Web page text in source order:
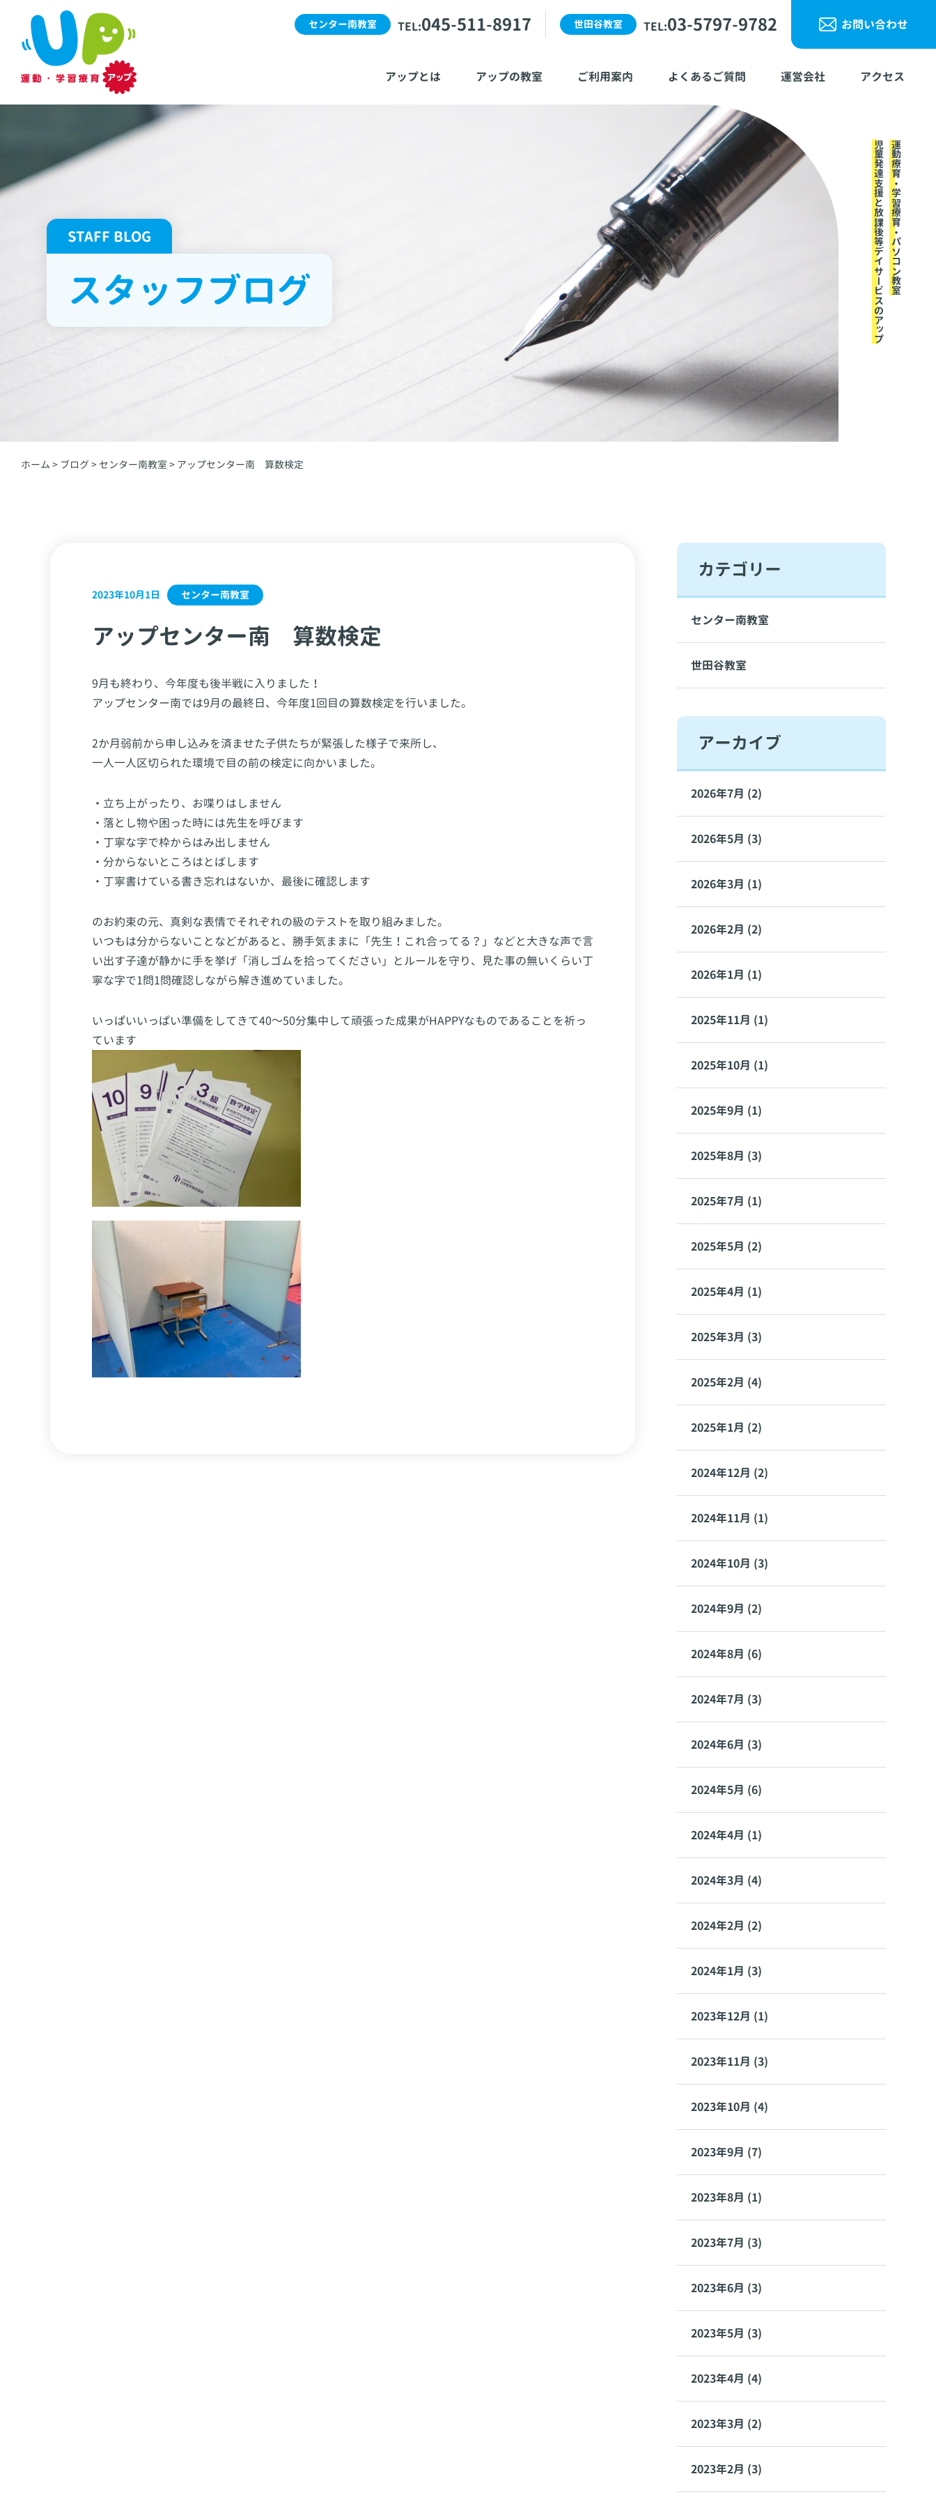
センター南教室 TEL:045-511-8917 世田谷教室 TEL:03-5797-9782 お問い合わせ
アップとは アップの教室 ご利用案内 よくあるご質問 運営会社 アクセス
運動療育・学習療育・パソコン教室
児童発達支援と放課後等デイサービスのアップ
STAFF BLOG
スタッフブログ
ホーム > ブログ > センター南教室 > アップセンター南 算数検定
2023年10月1日 センター南教室
アップセンター南 算数検定
9月も終わり、今年度も後半戦に入りました！
アップセンター南では9月の最終日、今年度1回目の算数検定を行いました。
2か月弱前から申し込みを済ませた子供たちが緊張した様子で来所し、
一人一人区切られた環境で目の前の検定に向かいました。
・立ち上がったり、お喋りはしません
・落とし物や困った時には先生を呼びます
・丁寧な字で枠からはみ出しません
・分からないところはとばします
・丁寧書けている書き忘れはないか、最後に確認します
のお約束の元、真剣な表情でそれぞれの級のテストを取り組みました。
いつもは分からないことなどがあると、勝手気ままに「先生！これ合ってる？」などと大きな声で言
い出す子達が静かに手を挙げ「消しゴムを拾ってください」とルールを守り、見た事の無いくらい丁
寧な字で1問1問確認しながら解き進めていました。
いっぱいいっぱい準備をしてきて40～50分集中して頑張った成果がHAPPYなものであることを祈っ
ています
カテゴリー
センター南教室
世田谷教室
アーカイブ
2026年7月 (2)
2026年5月 (3)
2026年3月 (1)
2026年2月 (2)
2026年1月 (1)
2025年11月 (1)
2025年10月 (1)
2025年9月 (1)
2025年8月 (3)
2025年7月 (1)
2025年5月 (2)
2025年4月 (1)
2025年3月 (3)
2025年2月 (4)
2025年1月 (2)
2024年12月 (2)
2024年11月 (1)
2024年10月 (3)
2024年9月 (2)
2024年8月 (6)
2024年7月 (3)
2024年6月 (3)
2024年5月 (6)
2024年4月 (1)
2024年3月 (4)
2024年2月 (2)
2024年1月 (3)
2023年12月 (1)
2023年11月 (3)
2023年10月 (4)
2023年9月 (7)
2023年8月 (1)
2023年7月 (3)
2023年6月 (3)
2023年5月 (3)
2023年4月 (4)
2023年3月 (2)
2023年2月 (3)